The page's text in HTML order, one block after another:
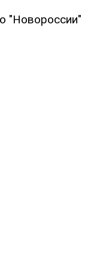
"Новороссии"